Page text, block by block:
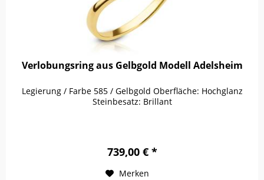
Verlobungsring aus Gelbgold Modell Adelsheim
Legierung / Farbe 585 / Gelbgold Oberfläche: Hochglanz
Steinbesatz: Brillant
739,00 € *
Merken